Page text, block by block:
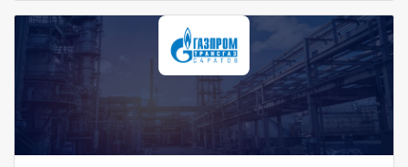
3800 сотрудников